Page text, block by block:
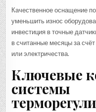
Качественное оснащение
уменьшить износ
инвестиция в точные
в считанные месяцы за
или электричества.
Ключевые
системы